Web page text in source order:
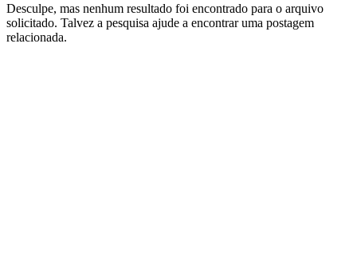
Desculpe, mas nenhum resultado foi encontrado para o arquivo
solicitado. Talvez a pesquisa ajude a encontrar uma postagem
relacionada.